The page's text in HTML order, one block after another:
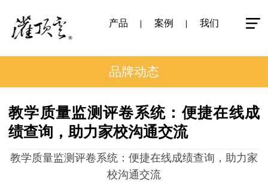
产品 案例 我们
品牌动态
教学质量监测评卷系统：便捷在线成
绩查询，助力家校沟通交流
教学质量监测评卷系统：便捷在线成绩查询，助力家
校沟通交流